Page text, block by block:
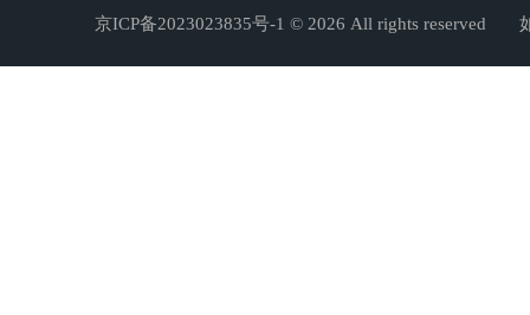
京ICP备2023023835号-1 © 2026 All rights reserved 如